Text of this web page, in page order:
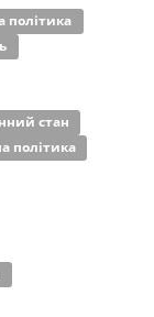
політика
стан
політика